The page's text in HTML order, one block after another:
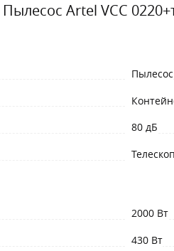
Пылесос Artel VCC
Пылесос
80 дБ
2000 Вт
430 Вт